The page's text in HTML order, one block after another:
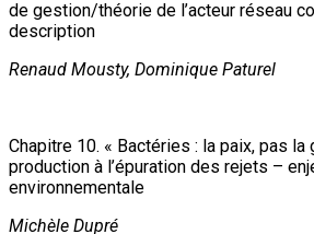
de gestion/théorie de l’acteur réseau
description
Renaud Mousty, Dominique Paturel
Chapitre 10. « Bactéries : la paix, pas la
production à l’épuration des rejets –
environnementale
Michèle Dupré